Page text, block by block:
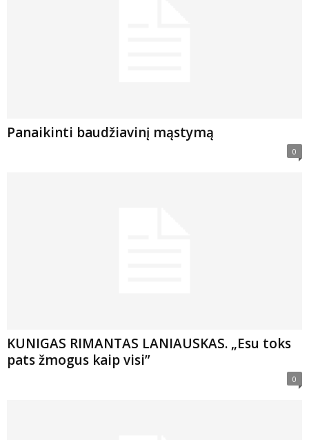
Panaikinti baudžiavinį mąstymą
0
KUNIGAS RIMANTAS LANIAUSKAS. „Esu toks
pats žmogus kaip visi”
0